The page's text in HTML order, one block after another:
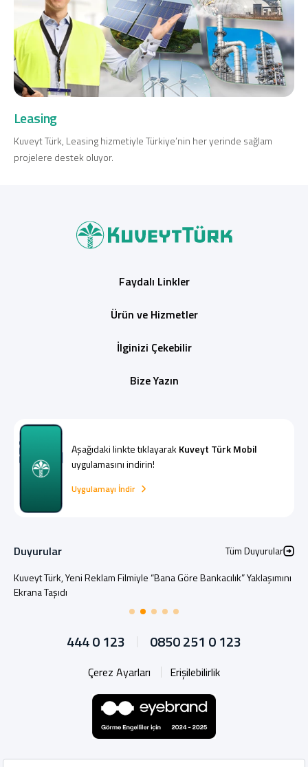
Leasing
Kuveyt Türk, Leasing hizmetiyle Türkiye’nin her yerinde sağlam
projelere destek oluyor.
Faydalı Linkler
Ürün ve Hizmetler
İlginizi Çekebilir
Bize Yazın
Aşağıdaki linkte tıklayarak Kuveyt Türk Mobil
uygulamasını indirin!
Uygulamayı İndir
Duyurular
Tüm Duyurular
Kuveyt Türk, Yeni Reklam Filmiyle “Bana Göre Bankacılık” Yaklaşımını
Ekrana Taşıdı
444 0 123 0850 251 0 123
Çerez Ayarları Erişilebilirlik